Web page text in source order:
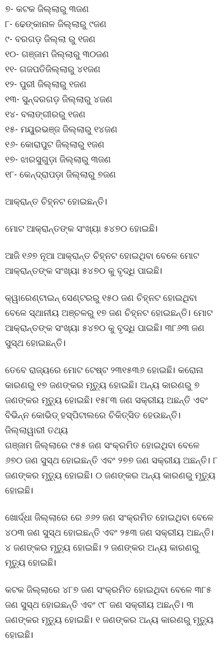
୭- କଟକ ଜିଲ୍ଲାରୁ ୩ଜଣ
୮- ଢେଙ୍କାନାଳ ଜିଲ୍ଲାରୁ ୯ଜଣ
୯- ବରଗଡ଼ ଜିଲ୍ଲା ରୁ ୧ଜଣ
୧୦- ଗଞ୍ଜାମ ଜିଲ୍ଲାରୁ ୩୦ଜଣ
୧୧- ଗଜପତିଜିଲ୍ଲାରୁ ୪୧ଜଣ
୧୨- ପୁରୀ ଜିଲ୍ଲାରୁ ୧ଜଣ
୧୩- ସୁନ୍ଦରଗଡ଼ ଜିଲ୍ଲାରୁ ୪ଜଣ
୧୪- ବଲାଙ୍ଗୀରରୁ ୧ଜଣ
୧୫- ମୟୁରଭଞ୍ଜ ଜିଲ୍ଲାରୁ ୧୪ଜଣ
୧୬- କୋରାପୁଟ ଜିଲ୍ଲାରୁ ୧ଜଣ
୧୭- ଝାରସୁଗୁଡ଼ା ଜିଲ୍ଲାରୁ ୩ଜଣ
୧୮- କେନ୍ଦ୍ରାପଡ଼ା ଜିଲ୍ଲାରୁ ୭ଜଣ
ଆକ୍ରାନ୍ତ ଚିହ୍ନଟ ହୋଇଛନ୍ତି।
ମୋଟ ଆକ୍ରାନ୍ତଙ୍କ ସଂଖ୍ୟା ୫୪୭୦ ହୋଇଛି।
ଆଜି ୧୬୭ ନୂଆ ଆକ୍ରାନ୍ତ ଚିହ୍ନଟ ହୋଇଥିବା ବେଳେ ମୋଟ
ଆକ୍ରାନ୍ତଙ୍କ ସଂଖ୍ୟା ୫୪୭୦ କୁ ବୃଦ୍ଧି ପାଇଛି।
କ୍ୱାରେଣ୍ଟାଇନ୍ ସେଣ୍ଟରରୁ ୧୫୦ ଜଣ ଚିହ୍ନଟ ହୋଇଥିବା
ବେଳେ ସ୍ଥାନୀୟ ଅଞ୍ଚଳରୁ ୧୭ ଜଣ ଚିହ୍ନଟ ହୋଇଛନ୍ତି। ମୋଟ
ଆକ୍ରାନ୍ତଙ୍କ ସଂଖ୍ୟା ୫୪୭୦ କୁ ବୃଦ୍ଧି ପାଇଛି। ୩୮୬୩ ଜଣ
ସୁସ୍ଥ ହୋଇଛନ୍ତି।
ତେବେ ରାଜ୍ୟରେ ମୋଟ ଟେଷ୍ଟ ୨୩୧୫୩୬ ହୋଇଛି। କରୋନା
କାରଣରୁ ୧୭ ଜଣଙ୍କର ମୃତ୍ୟୁ ହୋଇଛି। ଅନ୍ୟ କାରଣରୁ ୭
ଜଣଙ୍କର ମୃତ୍ୟୁ ହୋଇଛି। ୧୫୮୩ ଜଣ ସକ୍ରୀୟ ଅଛନ୍ତି ଏବଂ
ବିଭିନ୍ନ କୋଭିଡ୍ ହସ୍ପିଟାଲରେ ଚିକିତ୍ସିତ ହେଉଛନ୍ତି।
ଜିଲ୍ଲାୱାରୀ ତଥ୍ୟ
ଗଞ୍ଜାମ ଜିଲ୍ଲାରେ ୯୫୫ ଜଣ ସଂକ୍ରମିତ ହୋଇଥିବା ବେଳେ
୬୭୦ ଜଣ ସୁସ୍ଥ ହୋଇଛନ୍ତି ଏବଂ ୨୭୭ ଜଣ ସକ୍ରୀୟ ଅଛନ୍ତି। ୮
ଜଣଙ୍କର ମୃତ୍ୟୁ ହୋଇଛି। ୦ ଜଣଙ୍କର ଅନ୍ୟ କାରଣରୁ ମୃତ୍ୟୁ
ହୋଇଛି।
ଖୋର୍ଦ୍ଧା ଜିଲ୍ଲାରେ ରେ ୬୬୨ ଜଣ ସଂକ୍ରମିତ ହୋଇଥିବା ବେଳେ
୪୦୩ ଜଣ ସୁସ୍ଥ ହୋଇଛନ୍ତି ଏବଂ ୨୫୩ ଜଣ ସକ୍ରୀୟ ଅଛନ୍ତି।
୪ ଜଣଙ୍କର ମୃତ୍ୟୁ ହୋଇଛି। ୨ ଜଣଙ୍କର ଅନ୍ୟ କାରଣରୁ
ମୃତ୍ୟୁ ହୋଇଛି।
କଟକ ଜିଲ୍ଲାରେ ୪୮୭ ଜଣ ସଂକ୍ରମିତ ହୋଇଥିବା ବେଳେ ୩୮୫
ଜଣ ସୁସ୍ଥ ହୋଇଛନ୍ତି ଏବଂ ୯୮ ଜଣ ସକ୍ରୀୟ ଅଛନ୍ତି। ୩
ଜଣଙ୍କର ମୃତ୍ୟୁ ହୋଇଛି। ୧ ଜଣଙ୍କର ଅନ୍ୟ କାରଣରୁ ମୃତ୍ୟୁ
ହୋଇଛି।